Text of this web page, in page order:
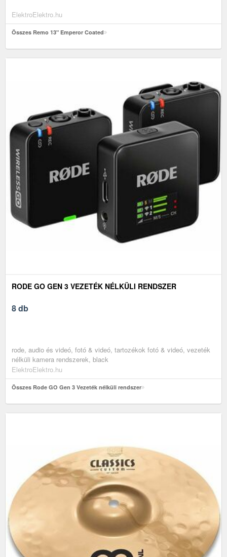
ElektroElektro.hu
Összes Remo 13" Emperor Coated
RODE GO GEN 3 VEZETÉK NÉLKÜLI RENDSZER
8 db
rode, audio és videó, fotó & videó, tartozékok fotó & videó, vezeték
nélküli kamera rendszerek, black
ElektroElektro.hu
Összes Rode GO Gen 3 Vezeték nélküli rendszer